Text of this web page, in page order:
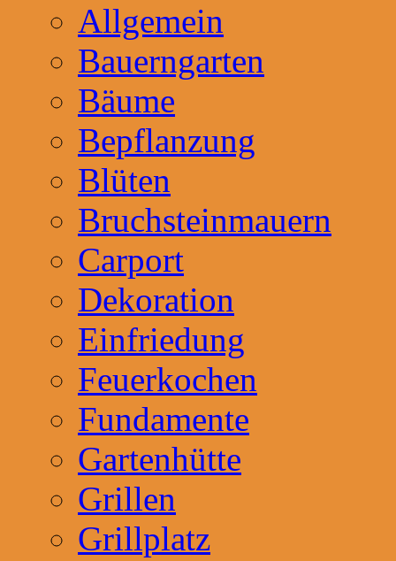
Allgemein
Bauerngarten
Bäume
Bepflanzung
Blüten
Bruchsteinmauern
Carport
Dekoration
Einfriedung
Feuerkochen
Fundamente
Gartenhütte
Grillen
Grillplatz